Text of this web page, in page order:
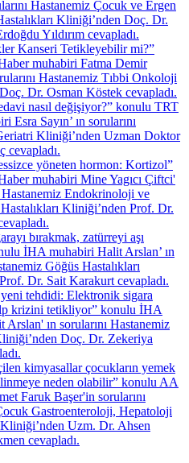
Hastanemiz Çocuk ve Ergen
Kliniği’nden Doç. Dr.
Yıldırım cevapladı.
Kanseri Tetikleyebilir mi?”
muhabiri Fatma Demir
Hastanemiz Tıbbi Onkoloji
Dr. Osman Köstek cevapladı.
nasıl değişiyor?” konulu TRT
Esra Sayın’ ın sorularını
Kliniği’nden Uzman Doktor
cevapladı.
yöneten hormon: Kortizol”
muhabiri Mine Yagıcı Çiftci'
Hastanemiz Endokrinoloji ve
Kliniği’nden Prof. Dr.
bırakmak, zatürreyi aşı
İHA muhabiri Halit Arslan’ ın
Göğüs Hastalıkları
Dr. Sait Karakurt cevapladı.
tehdidi: Elektronik sigara
krizini tetikliyor” konulu İHA
ın sorularını Hastanemiz
Doç. Dr. Zekeriya
kimyasallar çocukların yemek
neden olabilir” konulu AA
Faruk Başer'in sorularını
Gastroenteroloji, Hepatoloji
Uzm. Dr. Ahsen
cevapladı.